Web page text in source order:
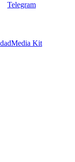
Telegram
Media Kit